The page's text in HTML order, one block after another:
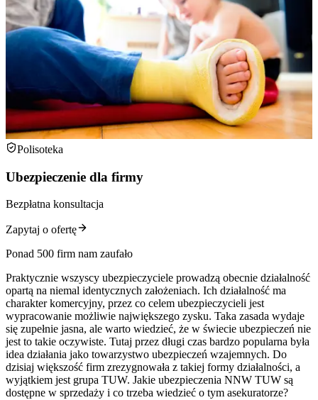
Polisoteka
Ubezpieczenie dla firmy
Bezpłatna konsultacja
Zapytaj o ofertę
Ponad 500 firm nam zaufało
Praktycznie wszyscy ubezpieczyciele prowadzą obecnie działalność
opartą na niemal identycznych założeniach. Ich działalność ma
charakter komercyjny, przez co celem ubezpieczycieli jest
wypracowanie możliwie największego zysku. Taka zasada wydaje
się zupełnie jasna, ale warto wiedzieć, że w świecie ubezpieczeń nie
jest to takie oczywiste. Tutaj przez długi czas bardzo popularna była
idea działania jako towarzystwo ubezpieczeń wzajemnych. Do
dzisiaj większość firm zrezygnowała z takiej formy działalności, a
wyjątkiem jest grupa TUW. Jakie ubezpieczenia NNW TUW są
dostępne w sprzedaży i co trzeba wiedzieć o tym asekuratorze?